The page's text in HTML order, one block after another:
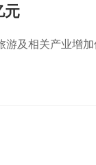
元
及相关产业增